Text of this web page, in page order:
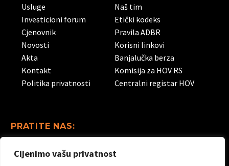
Cijenimo vašu privatnost
Usluge
Investicioni forum
Cjenovnik
Naš tim
Etički kodeks
Pravila ADBR
Novosti
Akta
Kontakt
Politika privatnosti
Korisni linkovi
Banjalučka berza
Komisija za HOV RS
Centralni registar HOV
PRATITE NAS:
Linkedin Facebook